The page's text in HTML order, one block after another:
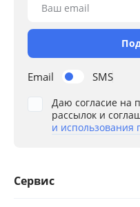
Email SMS
Ваш email
Даю согласие на
рассылок и
и использования
Сервис